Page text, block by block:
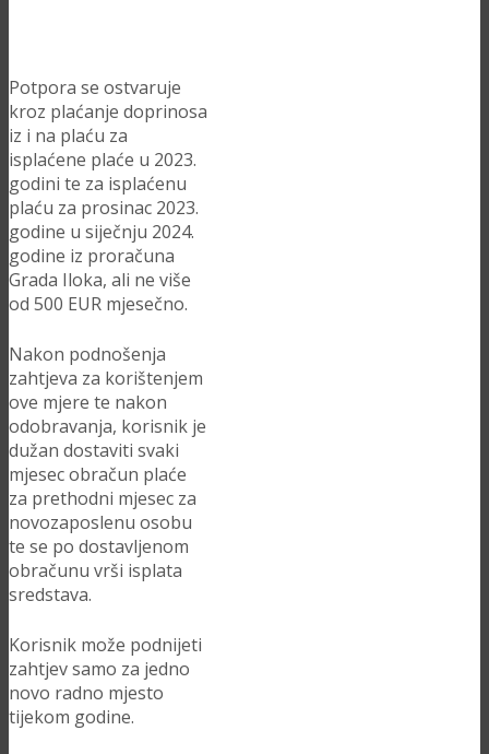
Potpora se ostvaruje
kroz plaćanje doprinosa
iz i na plaću za
isplaćene plaće u 2023.
godini te za isplaćenu
plaću za prosinac 2023.
godine u siječnju 2024.
godine iz proračuna
Grada Iloka, ali ne više
od 500 EUR mjesečno.
Nakon podnošenja
zahtjeva za korištenjem
ove mjere te nakon
odobravanja, korisnik je
dužan dostaviti svaki
mjesec obračun plaće
za prethodni mjesec za
novozaposlenu osobu
te se po dostavljenom
obračunu vrši isplata
sredstava.
Korisnik može podnijeti
zahtjev samo za jedno
novo radno mjesto
tijekom godine.